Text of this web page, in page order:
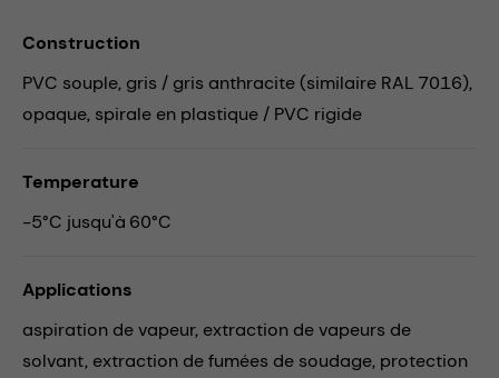
Construction
PVC souple, gris / gris anthracite (similaire RAL 7016),
opaque, spirale en plastique / PVC rigide
Temperature
-5°C jusqu'à 60°C
Applications
aspiration de vapeur, extraction de vapeurs de
solvant, extraction de fumées de soudage, protection